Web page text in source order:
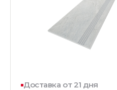
Доставка от 21 дня